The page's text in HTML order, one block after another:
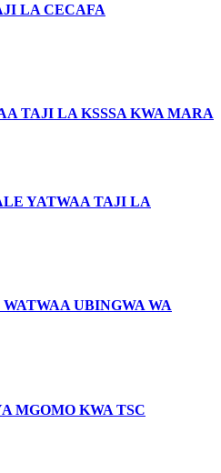
LA CECAFA
TAJI LA KSSSA KWA MARA
YATWAA TAJI LA
UBINGWA WA
MGOMO KWA TSC